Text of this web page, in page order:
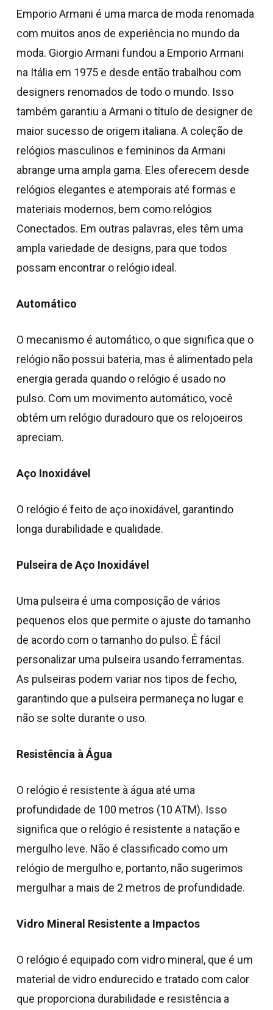
Emporio Armani é uma marca de moda renomada
com muitos anos de experiência no mundo da
moda. Giorgio Armani fundou a Emporio Armani
na Itália em 1975 e desde então trabalhou com
designers renomados de todo o mundo. Isso
também garantiu a Armani o título de designer de
maior sucesso de origem italiana. A coleção de
relógios masculinos e femininos da Armani
abrange uma ampla gama. Eles oferecem desde
relógios elegantes e atemporais até formas e
materiais modernos, bem como relógios
Conectados. Em outras palavras, eles têm uma
ampla variedade de designs, para que todos
possam encontrar o relógio ideal.
Automático
O mecanismo é automático, o que significa que o
relógio não possui bateria, mas é alimentado pela
energia gerada quando o relógio é usado no
pulso. Com um movimento automático, você
obtém um relógio duradouro que os relojoeiros
apreciam.
Aço Inoxidável
O relógio é feito de aço inoxidável, garantindo
longa durabilidade e qualidade.
Pulseira de Aço Inoxidável
Uma pulseira é uma composição de vários
pequenos elos que permite o ajuste do tamanho
de acordo com o tamanho do pulso. É fácil
personalizar uma pulseira usando ferramentas.
As pulseiras podem variar nos tipos de fecho,
garantindo que a pulseira permaneça no lugar e
não se solte durante o uso.
Resistência à Água
O relógio é resistente à água até uma
profundidade de 100 metros (10 ATM). Isso
significa que o relógio é resistente a natação e
mergulho leve. Não é classificado como um
relógio de mergulho e, portanto, não sugerimos
mergulhar a mais de 2 metros de profundidade.
Vidro Mineral Resistente a Impactos
O relógio é equipado com vidro mineral, que é um
material de vidro endurecido e tratado com calor
que proporciona durabilidade e resistência a